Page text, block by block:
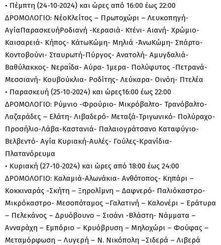
• Πέμπτη (24-10-2024) και ώρες από 16:00 έως 22:00
ΔΡΟΜΟΛΟΓΙΟ: ΝέοΚλείτος – Πρωτοχώρι – Λευκοπηγή-
ΑγίαΠαρασκευήΡοδιανή -Κερασιά- Κτένι- Αιανή- Χρώμιο-
Καισαρειά- Κήπος- ΚάτωΚώμη- Μηλιά -ΆνωΚώμη- Σπάρτο-
Κοντοβούνι- Σταυρωτή-Πύργος- Ανατολή- Αμυγδαλιά-
Βαθύλακκος- Νεραΐδα- Αύρα- Ίμερα- Πολύφυτος -Πετρανά-
Μεσσιανή- Κουβούκλια- Ροδίτης- Λεύκαρα- Οινόη- Πτελέα
• Παρασκευή (25-10-2024) και ώρες16:00 έως 22:00
ΔΡΟΜΟΛΟΓΙΟ: Ρύμνιο -Φρούριο- Μικρόβαλτο- Τρανόβαλτο-
Λαζαράδες – Ελάτη- Λιβαδερό- Μεταξά-Τριγωνικό- Πολύραχο-
Προσήλιο-Λάβα-Καστανιά- Παλαιογράτσανο Καταφύγιο-
Βελβεντό- Αγία Κυριακή-Αυλές- Γούλες-Κρανίδια-
Πλατανόρευμα
• Κυριακή (27-10-2024) και ώρες από 18:00 έως 24:00
ΔΡΟΜΟΛΟΓΙΟ: Καλαμιά-Αλωνάκια- Ανθότοπος- Κηπάρι –
Κοκκιναράς -Σκήτη – Ξηρολίμνη – Δαφνερό- Παλιόκαστρο-
Μικρόκαστρο- Μεσοπόταμος –Γαλατινή – Καλονέρι – Εράτυρα
– Πελεκάνος – Δρυόβουνο – Σισάνι -Βλάστη- Νάμματα –
Ανναράχη – Εμπόριο – Κρυόβρυση – Μηλοχώρι – Φούφας –
Μεταμόρφωση – Λυγερή – N. Νικόπολη –Σιδερά – Λιβερά